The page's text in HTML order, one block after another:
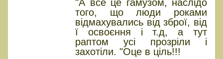
"А все це гамузом, наслідо
того, що люди роками
відмахувались від зброї, від
ї освоєння і т.д, а тут
раптом усі прозріли і
захотіли. "Оце в ціль!!!